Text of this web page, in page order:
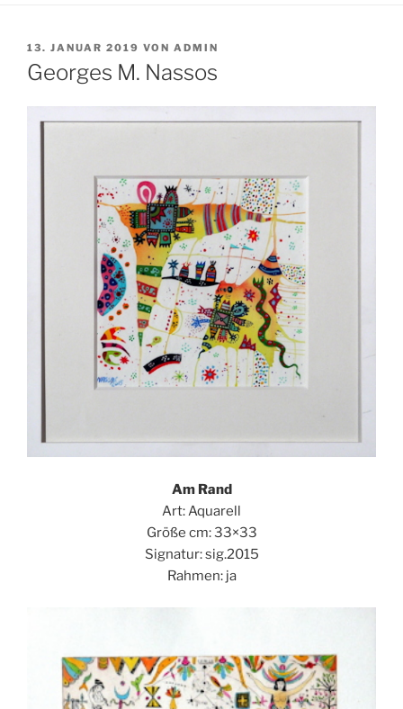
VERÖFFENTLICHT
AM
13. JANUAR 2019 VON ADMIN
Georges M. Nassos
Am Rand
Art: Aquarell
Größe cm: 33×33
Signatur: sig.2015
Rahmen: ja